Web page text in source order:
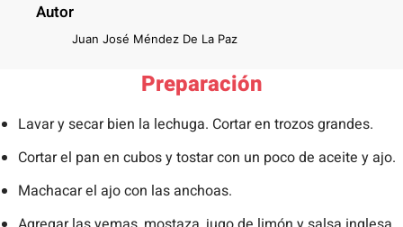
Autor
Juan José Méndez De La Paz
Preparación
Lavar y secar bien la lechuga. Cortar en trozos grandes.
Cortar el pan en cubos y tostar con un poco de aceite y ajo.
Machacar el ajo con las anchoas.